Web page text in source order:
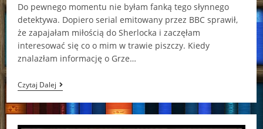
Do pewnego momentu nie byłam fanką tego słynnego
detektywa. Dopiero serial emitowany przez BBC sprawił,
że zapajałam miłością do Sherlocka i zaczęłam
interesować się co o mim w trawie piszczy. Kiedy
znalazłam informację o Grze…
Czytaj DalejSherlock
(Granna)